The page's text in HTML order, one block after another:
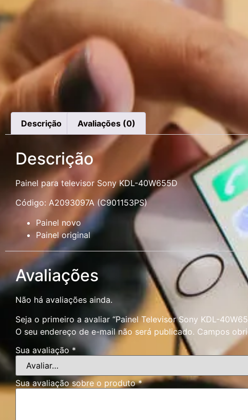
Descrição Avaliações (0)
Descrição
Painel para televisor Sony KDL-40W655D
Código: A2093097A (C901153PS)
Painel novo
Painel original
Avaliações
Não há avaliações ainda.
Seja o primeiro a avaliar “Painel Televisor Sony KDL-
O seu endereço de e-mail não será publicado. Campos
Sua avaliação*
Sua avaliação sobre o produto*